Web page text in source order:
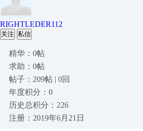
RIGHTLEDER112
关注 私信
精华：0帖
求助：0帖
帖子：209帖 | 0回
年度积分：0
历史总积分：226
注册：2019年6月21日